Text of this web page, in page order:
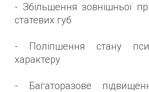
- Збільшення зовнішньої
статевих губ
- Поліпшення стану
характеру
- Багаторазове